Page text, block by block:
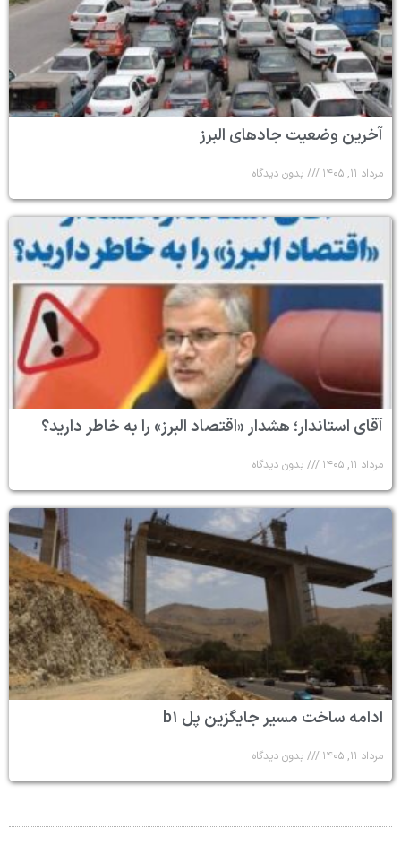
آخرین وضعیت جادهای البرز
مرداد ۱۱, ۱۴۰۵ بدون دیدگاه
آقای استاندار؛ هشدار «اقتصاد البرز» را به خاطر دارید؟
مرداد ۱۱, ۱۴۰۵ بدون دیدگاه
ادامه ساخت مسیر جایگزین پل b۱
مرداد ۱۱, ۱۴۰۵ بدون دیدگاه